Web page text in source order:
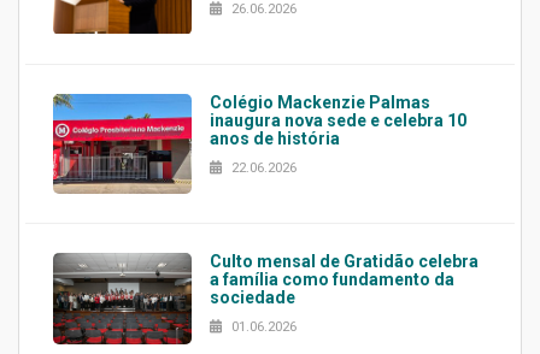
26.06.2026
Colégio Mackenzie Palmas
inaugura nova sede e celebra 10
anos de história
22.06.2026
Culto mensal de Gratidão celebra
a família como fundamento da
sociedade
01.06.2026